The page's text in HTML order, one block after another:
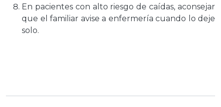
En pacientes con alto riesgo de caídas, aconsejar
que el familiar avise a enfermería cuando lo deje
solo.